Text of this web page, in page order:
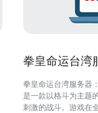
拳皇命运台湾
拳皇命运台湾服务器：畅享
是一款以格斗为主题
刺激的战斗。游戏在